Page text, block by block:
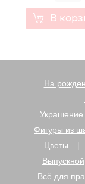
В
На
Украшение
Фигуры из
Цветы
Выпускной
Всё для